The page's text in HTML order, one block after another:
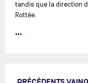
tandis que la direction
Rottée.
Bouclé en 3 jours, 19
Corse avant de